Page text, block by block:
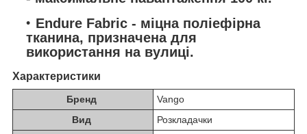
Endure Fabric - міцна поліефірна
тканина, призначена для
використання на вулиці.
Характеристики
Бренд
Vango
Вид
Розкладачки